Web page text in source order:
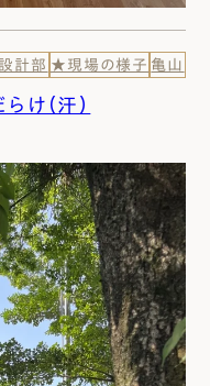
設計部 ★現場の様子 亀山
け（汗）